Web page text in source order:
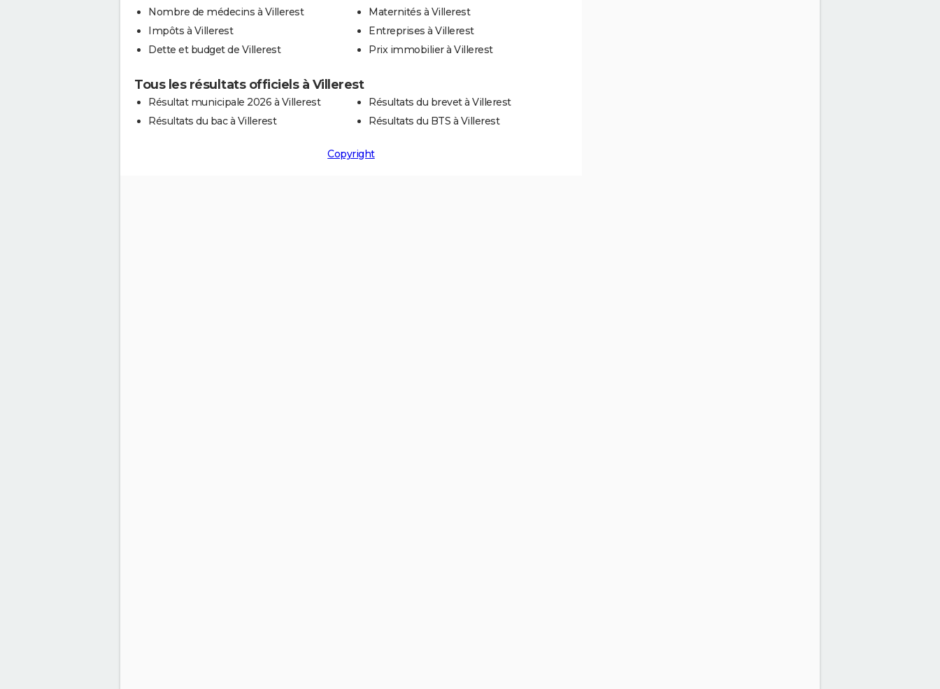
Nombre de médecins à Villerest
Impôts à Villerest
Dette et budget de Villerest
Maternités à Villerest
Entreprises à Villerest
Prix immobilier à Villerest
Tous les résultats officiels à Villerest
Résultat municipale 2026 à Villerest
Résultats du bac à Villerest
Résultats du brevet à Villerest
Résultats du BTS à Villerest
Copyright